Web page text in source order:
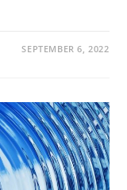
SEPTEMBER 6, 2022